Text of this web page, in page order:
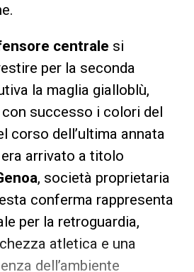
centrale si
per la seconda
la maglia gialloblù,
successo i colori del
corso dell’ultima annata
arrivato a titolo
, società proprietaria
conferma rappresenta
per la retroguardia,
atletica e una
dell’ambiente